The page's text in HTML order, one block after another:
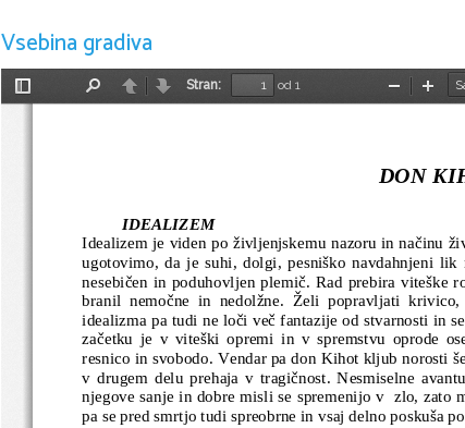
Vsebina gradiva
Preklopi
NazajNaprej
Stran:
od 1
Pomanjšaj
DON
IDEALIZEM
Idealizem je viden po življenjskemu nazoru in načinu
ugotovimo, da je suhi, dolgi, pesniško navdahnjeni
nesebičen in poduhovljen plemič. Rad prebira viteške
branil nemočne in nedolžne. Želi popravljati
idealizma pa tudi ne loči več fantazije od stvarnosti in
začetku je v viteški opremi in v spremstvu oprode
resnico in svobodo. Vendar pa don Kihot kljub norosti
v drugem delu prehaja v tragičnost. Nesmiselne
njegove sanje in dobre misli se spremenijo v  zlo,
pa se pred smrtjo tudi spreobrne in vsaj delno poskuša